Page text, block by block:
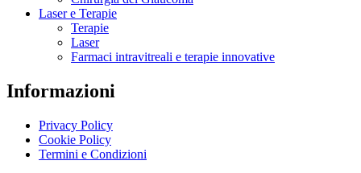
Laser e Terapie
Terapie
Laser
Farmaci intravitreali e terapie innovative
Informazioni
Privacy Policy
Cookie Policy
Termini e Condizioni